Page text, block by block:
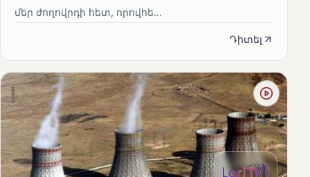
մեր ժողովրդի հետ, որովհե...
Դիտել